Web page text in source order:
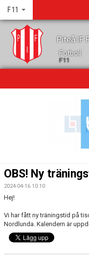
F 11
Piteå IF
Fotboll
F11
TRUPPEN
MATCHER
OBS! Ny
2024-04-16 10:10
Hej!
Vi har fått ny träningstid på
Nordlunda. Kalendern är